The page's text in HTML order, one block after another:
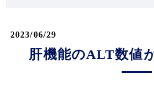
2023/06/29
肝機能のALT数値